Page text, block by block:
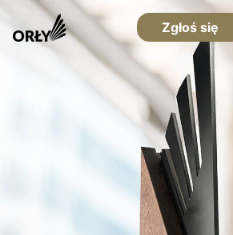
Zgłoś się